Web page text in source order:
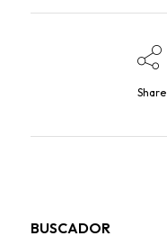
Share
BUSCADOR